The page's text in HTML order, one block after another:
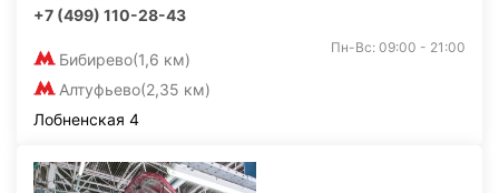
+7 (499) 110-28-43
Бибирево(1,6 км)
Алтуфьево(2,35 км)
Пн-Вс: 09:00 - 21:00
Лобненская 4